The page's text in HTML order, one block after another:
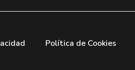
Política de Cookies